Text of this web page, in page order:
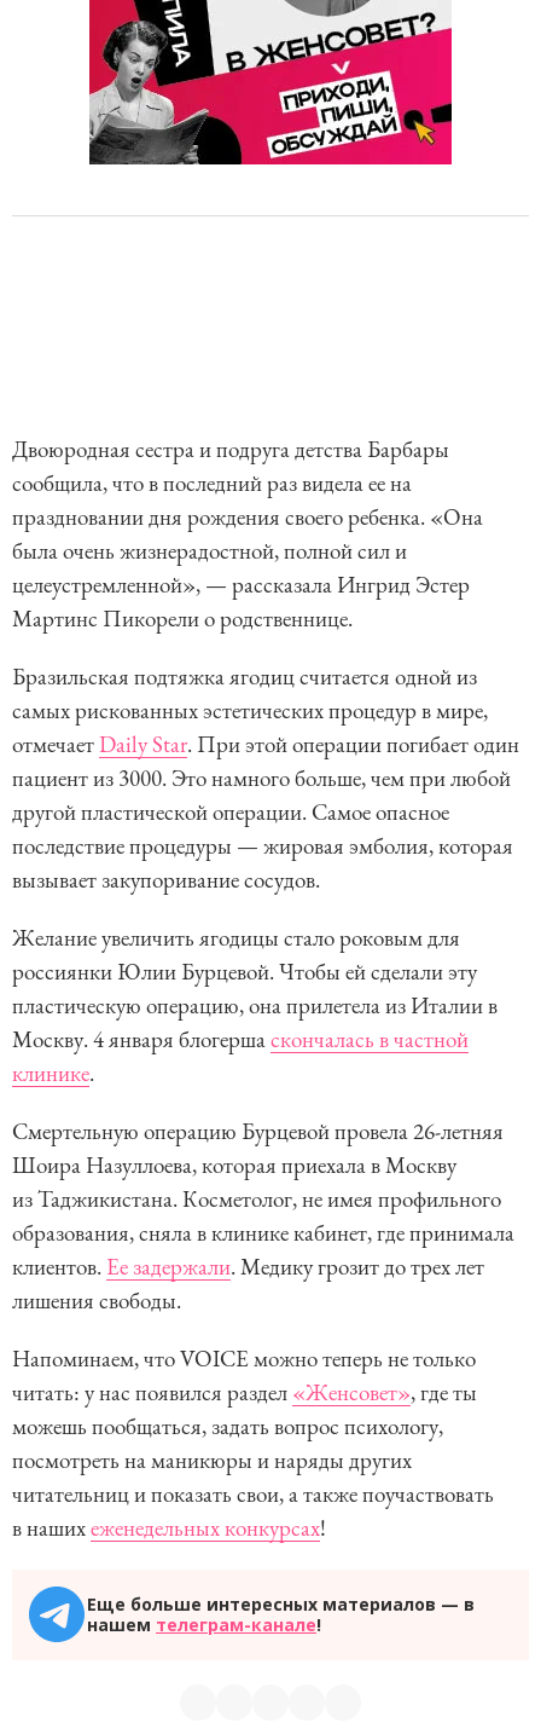
Двоюродная сестра и подруга детства Барбары
сообщила, что в последний раз видела ее на
праздновании дня рождения своего ребенка. «Она
была очень жизнерадостной, полной сил и
целеустремленной», — рассказала Ингрид Эстер
Мартинс Пикорели о родственнице.
Бразильская подтяжка ягодиц считается одной из
самых рискованных эстетических процедур в мире,
отмечаетDaily Star. При этой операции погибает один
пациент из 3000. Это намного больше, чем при любой
другой пластической операции. Самое опасное
последствие процедуры — жировая эмболия, которая
вызывает закупоривание сосудов.
Желание увеличить ягодицы стало роковым для
россиянки Юлии Бурцевой. Чтобы ей сделали эту
пластическую операцию, она прилетела из Италии в
Москву. 4 января блогершаскончалась в частной
клинике.
Смертельную операцию Бурцевой провела 26-летняя
Шоира Назуллоева, которая приехала в Москву
из Таджикистана. Косметолог, не имея профильного
образования, сняла в клинике кабинет, где принимала
клиентов. Ее задержали. Медику грозит до трех лет
лишения свободы.
Напоминаем, что VOICE можно теперь не только
читать: у нас появился раздел «Женсовет», где ты
можешь пообщаться, задать вопрос психологу,
посмотреть на маникюры и наряды других
читательниц и показать свои, а также поучаствовать
в нашихеженедельных конкурсах!
Еще больше интересных материалов — в
нашем телеграм-канале!